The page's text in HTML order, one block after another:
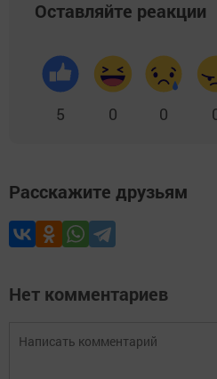
Оставляйте реакции
5 0 0
Расскажите друзьям
Нет комментариев